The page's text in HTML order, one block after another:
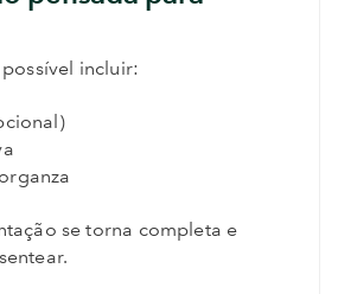
incluir:
se torna completa e